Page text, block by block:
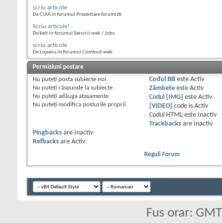
scriu articole
De CUIA în forumul Prezentare forumisti
Scriu articole!
De kelt în forumul Servicii web / Jobs
scriu articole
De Lupanu în forumul Continut web
Permisiuni postare
Nu puteţi posta subiecte noi.
Nu puteţi răspunde la subiecte
Nu puteţi adăuga ataşamente
Nu puteţi modifica posturile proprii
Codul BBeste Activ
Zâmbeteeste Activ
Codul
[IMG] este Activ
[VIDEO]
code is Activ
Codul HTML este
Inactiv
Trackbacksare
Inactiv
Pingbacks are
Inactiv
Refbacks are Activ
Reguli Forum
Fus orar: